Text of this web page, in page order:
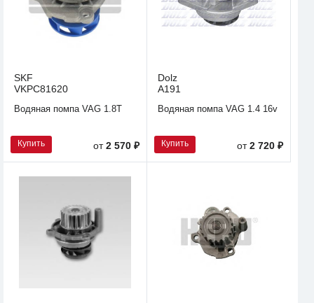
SKF
VKPC81620
Водяная помпа VAG 1.8Т
Купить от2 570 ₽
Dolz
A191
Водяная помпа VAG 1.4 16v
Купить от2 720 ₽